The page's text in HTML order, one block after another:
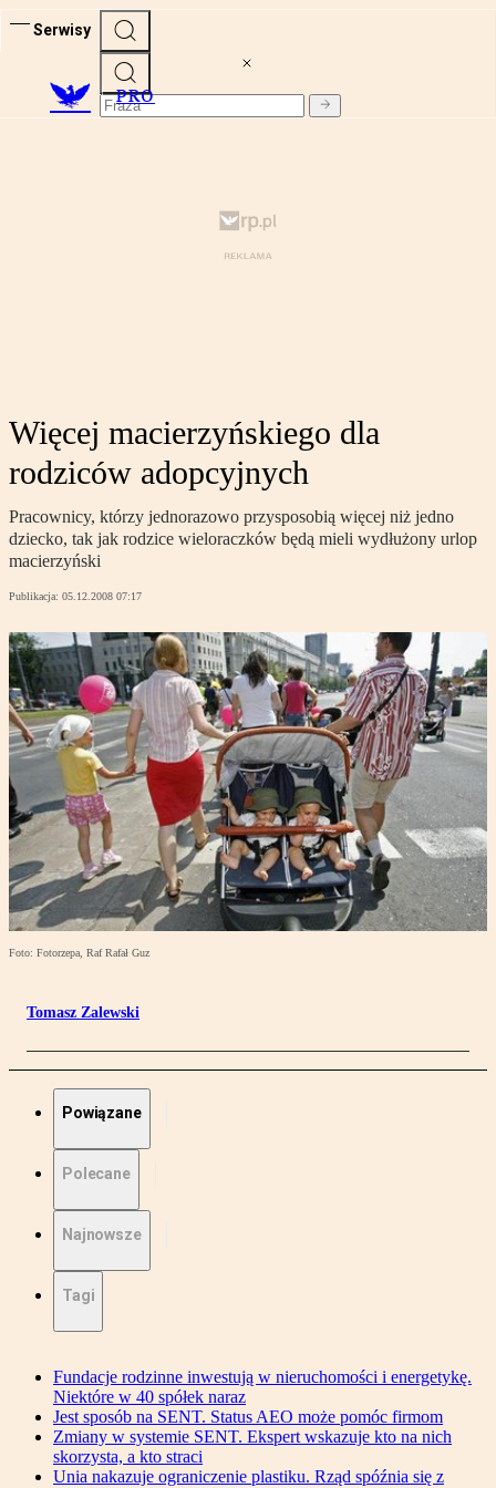
Serwisy
PRO
Więcej macierzyńskiego dla
rodziców adopcyjnych
Pracownicy, którzy jednorazowo przysposobią więcej niż jedno
dziecko, tak jak rodzice wieloraczków będą mieli wydłużony urlop
macierzyński
Publikacja: 05.12.2008 07:17
Foto: Fotorzepa, Raf Rafał Guz
Tomasz Zalewski
Powiązane
Polecane
Najnowsze
Tagi
Fundacje rodzinne inwestują w nieruchomości i energetykę.
Niektóre w 40 spółek naraz
Jest sposób na SENT. Status AEO może pomóc firmom
Zmiany w systemie SENT. Ekspert wskazuje kto na nich
skorzysta, a kto straci
Unia nakazuje ograniczenie plastiku. Rząd spóźnia się z